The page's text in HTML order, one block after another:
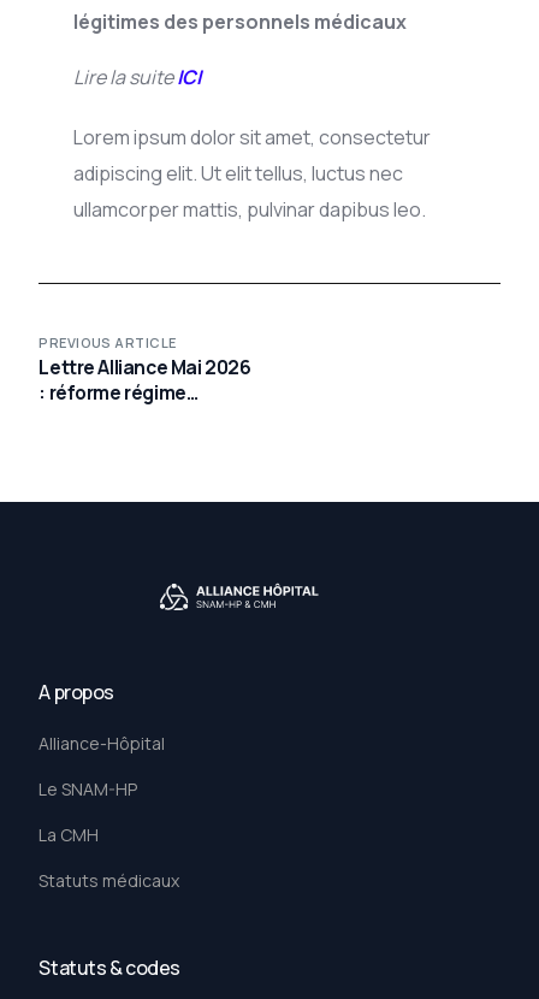
légitimes des personnels médicaux
Lire la suiteICI
Lorem ipsum dolor sit amet, consectetur
adipiscing elit. Ut elit tellus, luctus nec
ullamcorper mattis, pulvinar dapibus leo.
PREVIOUS ARTICLE
Lettre Alliance Mai 2026
: réforme régime
A propos
Alliance-Hôpital
Le SNAM-HP
La CMH
Statuts médicaux
Statuts & codes